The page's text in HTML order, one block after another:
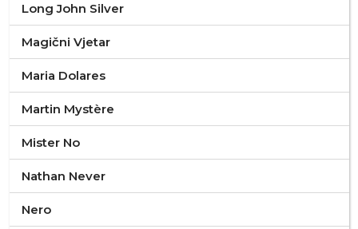
Long John Silver
Magični Vjetar
Maria Dolares
Martin Mystère
Mister No
Nathan Never
Nero